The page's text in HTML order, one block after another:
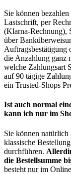
Sie können
Lastschrift, per
(Klarna-Rechnung),
über
Auftragsbestätigung
die Anzahlung ganz
welche Zahlungsart
auf 90 tägige
ein Trusted-Shops
Ist auch normal
kann ich nur im
Sie können
klassische
durchführen.
die Bestellsumme
besteht nur im